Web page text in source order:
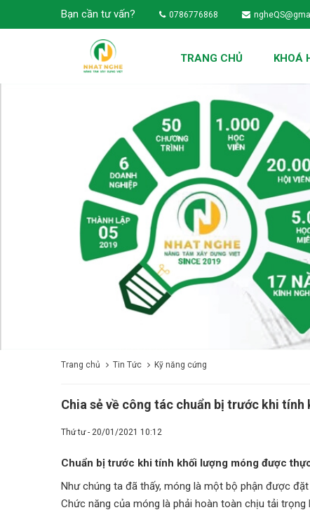
Bạn cần tư vấn? 0786776868
TRANG CHỦ KHOÁ
Trang chủ Tin Tức Kỹ năng cứng
Chia sẻ về công tác chuẩn bị trước khi tính
Thứ tư - 20/01/2021 10:12
Chuẩn bị trước khi tính khối lượng móng được
Như chúng ta đã thấy, móng là một bộ phận được
Chức năng của móng là phải hoàn toàn chịu tải